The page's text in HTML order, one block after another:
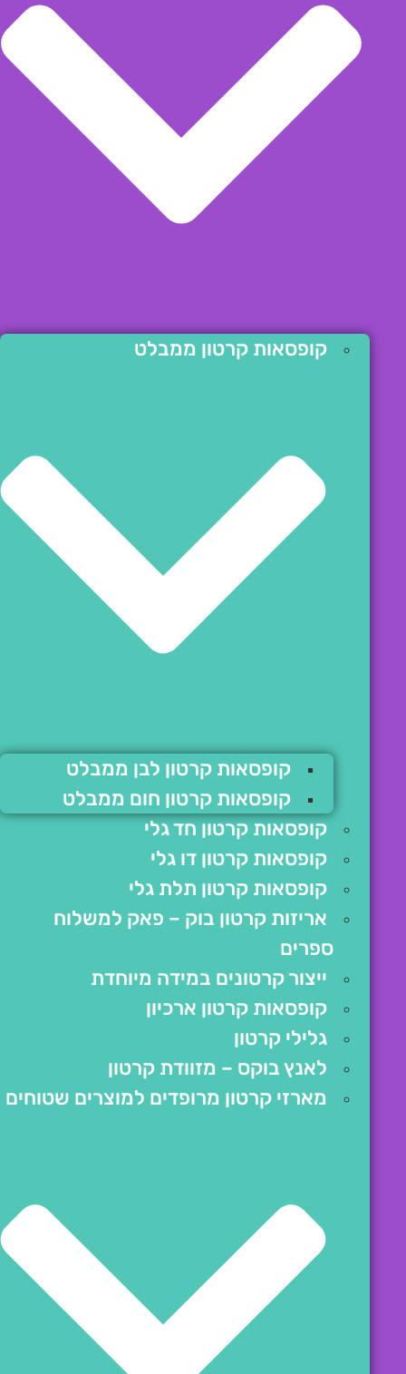
קופסאות קרטון ממבלט
קופסאות קרטון לבן ממבלט
קופסאות קרטון חום ממבלט
קופסאות קרטון חד גלי
קופסאות קרטון דו גלי
קופסאות קרטון תלת גלי
אריזות קרטון בוק – פאק למשלוח
ספרים
ייצור קרטונים במידה מיוחדת
קופסאות קרטון ארכיון
גלילי קרטון
לאנץ בוקס – מזוודת קרטון
מארזי קרטון מרופדים למוצרים שטוחים